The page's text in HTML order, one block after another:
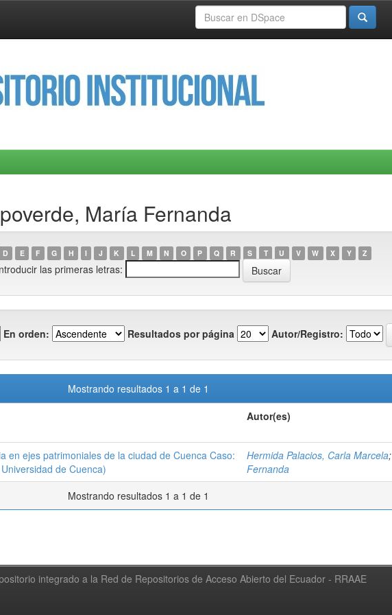
María Fernanda
D E F G H I J K L M N O P Q R S T U V W X Y Z
las primeras letras:
En orden: Resultados por página Autor/Registro:
Mostrando resultados 1 a 1 de 1
Autor(es)
en ejes patrimoniales de la ciudad de Cuenca Caso:
de Cuenca)
Hermida Palacios, Carla Marcela;
Fernanda
Mostrando resultados 1 a 1 de 1
integrado a la Red de Repositorios de Acceso Abierto del Ecuador - RRAAE